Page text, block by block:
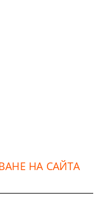
НА САЙТА